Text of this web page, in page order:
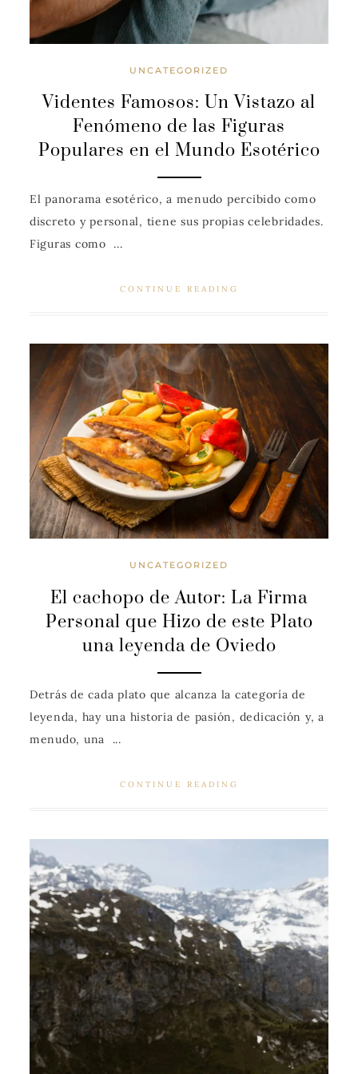
UNCATEGORIZED
Videntes Famosos: Un Vistazo al
Fenómeno de las Figuras
Populares en el Mundo Esotérico
El panorama esotérico, a menudo percibido como
discreto y personal, tiene sus propias celebridades.
Figuras como ...
CONTINUE READING
UNCATEGORIZED
El cachopo de Autor: La Firma
Personal que Hizo de este Plato
una leyenda de Oviedo
Detrás de cada plato que alcanza la categoría de
leyenda, hay una historia de pasión, dedicación y, a
menudo, una ...
CONTINUE READING